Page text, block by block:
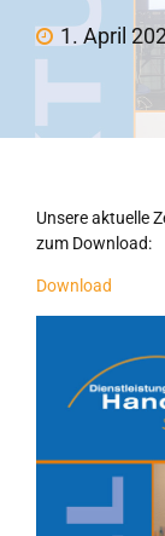
1. April
Unsere aktuelle
zum Download:
Download